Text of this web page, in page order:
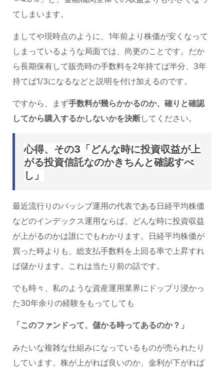
てしまいます。
ましてや現時点のように、1年前より株価が安くなって
しまっているような局面では、尚更のことです。だか
ら長期保有して販売時の手数料を2年持てば半分、3年
持てば1/3になるなどと説明を付け加えるのです。
ですから、まず手数料が幾らかかるのか、確りと確認
してから購入するかしないかを決断してください。
心得、その3「どんな時に投資収益が上
がる投資信託なのかきちんと確認すべ
し」
最近流行りのパッシブ運用の代表である日経平均株価
などのインデックス運用ならば、どんな時に投資収益
が上がるのかは誰にでもわかります。日経平均株価が
買った時よりも、総支払手数料を上回る率で上昇すれ
ば儲かります。これは当たり前の話です。
でも時々、私のような資産運用業界にドップリ浸かっ
た30年余りの経験をもってしても
「このファンドって、儲かる時ってあるのか？」
みたいな複雑な仕組みになっているものが売られたり
しています。 株が上がれば良いのか、金利が下がれば